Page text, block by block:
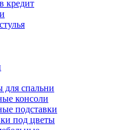
кредит
для спальни
консоли
подставки
под цветы